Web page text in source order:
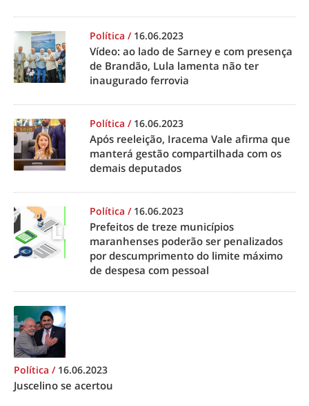
Política / 16.06.2023
Vídeo: ao lado de Sarney e com presença
de Brandão, Lula lamenta não ter
inaugurado ferrovia
Política / 16.06.2023
Após reeleição, Iracema Vale afirma que
manterá gestão compartilhada com os
demais deputados
Política / 16.06.2023
Prefeitos de treze municípios
maranhenses poderão ser penalizados
por descumprimento do limite máximo
de despesa com pessoal
Política / 16.06.2023
Juscelino se acertou